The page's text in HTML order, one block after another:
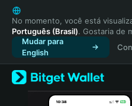
English
日本語
Tiếng Việt
Русский
Español (Latinoamérica)
Türkçe
Italiano
No momento, você está
Português (Brasil). Gostaria de
Mudar para
English